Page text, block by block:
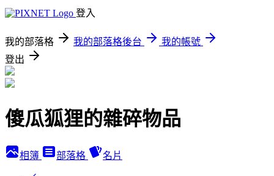
登入
我的部落格 我的部落格後台
我的帳號
登出
傻瓜狐狸的雜碎物品
相簿 部落格 名片